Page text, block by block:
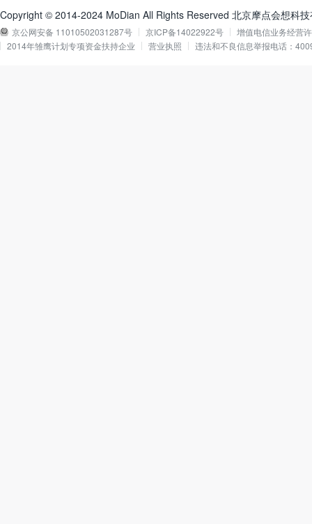
Copyright © 2014-2024 MoDian All Rights Reserved 北京摩点会想科
京公网安备 11010502031287号 京ICP备14022922号
增值电信业务经营
2014年雏鹰计划专项资金扶持企业
营业执照 违法和不良信息举报电话：